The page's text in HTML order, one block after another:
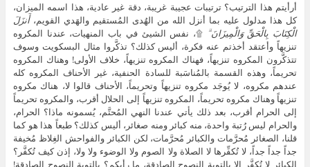
أرأيتم هذا الترتيب؟ ترتيبات عجيبة غريبة، دقة غير عادية، هذا اسمه الميزان،
كل هذا مدلول عليه بما أنزل الله من الهُدى المُستقيم والهَدي القويم،أَنزَلَ
الْكِتَابَ بِالْحَقِّ وَالْمِيزَانَ ۗ ۩، نفس الشيئ في باب المنهيات، عندنا المكروه
تنزيهاً وأعتقد أخذتم عنه فكرة، أليس كذلك؟ تذكَّروا مثال البسكويت وسوف
تتذكَّرون المكروه تنزيهاً، فهناك المكروه تنزيهاً، خلاف الأولى! وهناك المكروه
تحريماً، وهذه القسمة بالمُناسَبة للسادة الحنفية، غير الأحناف المكروه كله
عندهم مكروه، لا يُوجَد مكروه تنزيهاً وتحريماً، الأحناف قالوا لا، هناك مكروه
تنزيهاً وهناك مكروه تحريماً، المكروه تنزيهاً إلى الحلال أقرب، والمكروه تحريماً
إلى الحرام أقرب، بعد ذلك يأتي عندنا النهي المُحتَّم، يُسمونه ماذا؟ الحرام،
والحرام ليس رُتبة واحدة، منه كبائر ومنه صغائر، أليس كذلك؟ طبعاً هذا هو كما
قلنا، الصغائر مُحرَّمات والكبائر مُحرَّمات، لكن الكبائر والفواحش الغِلاظ مُخيفة
جداً جداً جداً، لا تُكفِّرها لا الصلاة ولا الصوم ولا الوضوء ولا ولا، إذن كيف تُكفَّر؟